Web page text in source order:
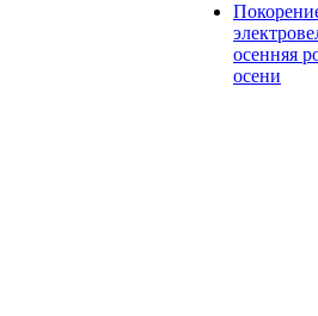
осенняя
осени